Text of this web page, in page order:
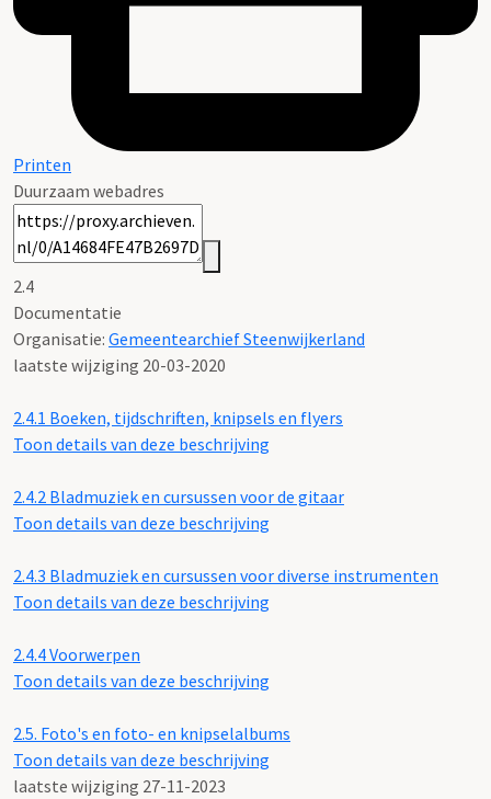
Printen
Duurzaam webadres
2.4
Documentatie
Organisatie: Gemeentearchief Steenwijkerland
laatste wijziging 20-03-2020
2.4.1 Boeken, tijdschriften, knipsels en flyers
Toon details van deze beschrijving
2.4.2 Bladmuziek en cursussen voor de gitaar
Toon details van deze beschrijving
2.4.3 Bladmuziek en cursussen voor diverse instrumenten
Toon details van deze beschrijving
2.4.4Voorwerpen
Toon details van deze beschrijving
2.5. Foto's en foto- en knipselalbums
Toon details van deze beschrijving
laatste wijziging 27-11-2023